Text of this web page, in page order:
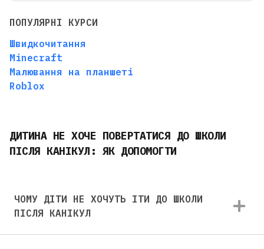
ПОПУЛЯРНІ КУРСИ
Швидкочитання
Minecraft
Малювання на планшеті
Roblox
ДИТИНА НЕ ХОЧЕ ПОВЕРТАТИСЯ ДО ШКОЛИ
ПІСЛЯ КАНІКУЛ: ЯК ДОПОМОГТИ
ЧОМУ ДІТИ НЕ ХОЧУТЬ ІТИ ДО ШКОЛИ
ПІСЛЯ КАНІКУЛ